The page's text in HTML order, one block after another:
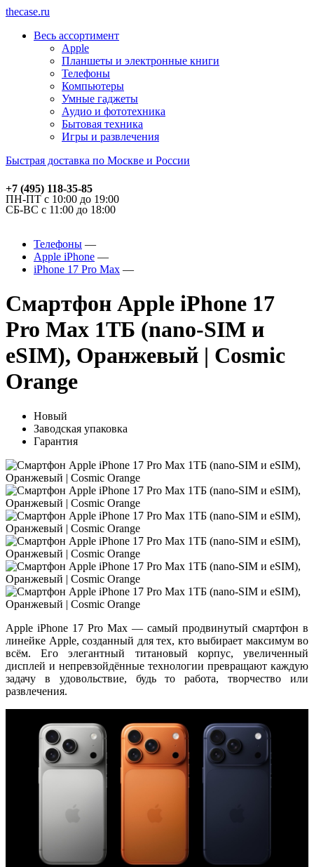
thecase.ru
Весь ассортимент
Apple
Планшеты и электронные книги
Телефоны
Компьютеры
Умные гаджеты
Аудио и фототехника
Бытовая техника
Игры и развлечения
Быстрая доставка по Москве и России
+7 (495) 118-35-85
ПН-ПТ с 10:00 до 19:00
СБ-ВС с 11:00 до 18:00
Телефоны
Apple iPhone
iPhone 17 Pro Max
Смартфон Apple iPhone 17
Pro Max 1ТБ (nano-SIM и
eSIM), Оранжевый | Cosmic
Orange
Новый
Заводская упаковка
Гарантия
Apple iPhone 17 Pro Max — самый продвинутый смартфон в
линейке Apple, созданный для тех, кто выбирает максимум во
всём. Его элегантный титановый корпус, увеличенный
дисплей и непревзойдённые технологии превращают каждую
задачу в удовольствие, будь то работа, творчество или
развлечения.